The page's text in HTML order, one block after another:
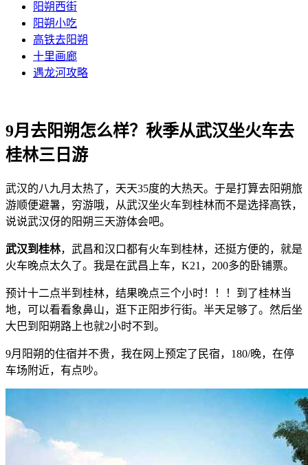
阳朔西街
阳朔小吃
高铁去阳朔
十里画廊
遇龙河攻略
9月去阳朔怎么样？秋季从武汉坐火车去
桂林三日游
武汉的八九月太热了，天天35度的大热天。于是打算去阳朔旅
游顺便避暑，穷游哦，从武汉坐火车到桂林而不是选择高铁，
说说武汉伢的阳朔三天游体会吧。
武汉到桂林，武昌和汉口都有火车到桂林，还挺方便的，就是
火车晚点太久了。我是在武昌上车，K21，200多的卧铺票。
预计十二点半到桂林，结果晚点三个小时！！！到了桂林当
地，可以看看象鼻山，逛下正阳步行街。半天足够了。然后坐
大巴到阳朔路上也就2小时不到。
9月阳朔的住宿并不贵，我在网上预定了民宿，180/晚，在停
车场附近，有点吵。